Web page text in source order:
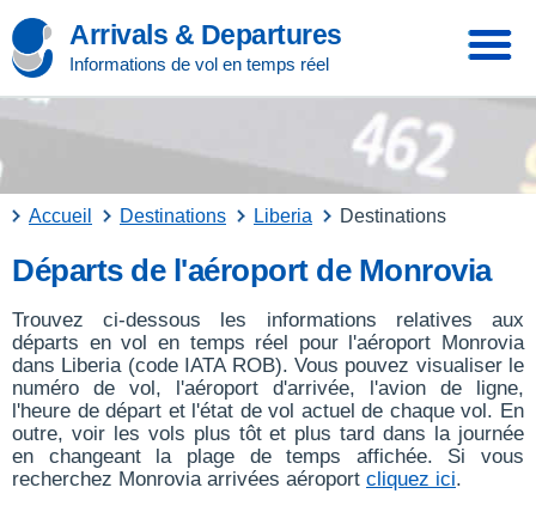
Arrivals & Departures
Informations de vol en temps réel
Accueil Destinations Liberia Destinations
Départs de l'aéroport de Monrovia
Trouvez ci-dessous les informations relatives aux
départs en vol en temps réel pour l'aéroport Monrovia
dans Liberia (code IATA ROB). Vous pouvez visualiser le
numéro de vol, l'aéroport d'arrivée, l'avion de ligne,
l'heure de départ et l'état de vol actuel de chaque vol. En
outre, voir les vols plus tôt et plus tard dans la journée
en changeant la plage de temps affichée. Si vous
recherchez Monrovia arrivées aéroport cliquez ici.